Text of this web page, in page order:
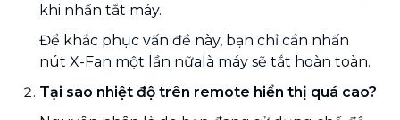
khi nhấn tắt máy.
Để khắc phục vấn đề này, bạn chỉ cần nhấn
nút X-Fan một lần nữalà máy sẽ tắt hoàn toàn.
Tại sao nhiệt độ trên remote hiển thị quá cao?